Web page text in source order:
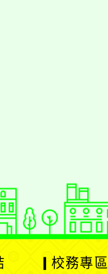
校務專區